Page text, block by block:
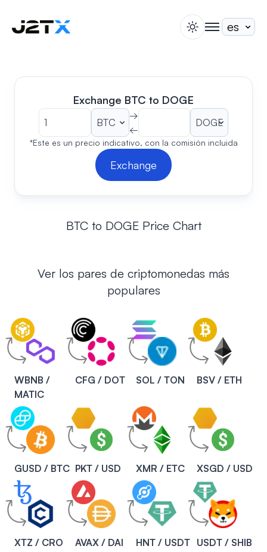
Blog
Acerca de
Abrir Cuenta
Iniciar Sesión
switch theme
togglenav
Exchange BTC to DOGE
→
←
*Este es un precio indicativo, con la comisión incluida
Exchange
BTC to DOGE Price Chart
Ver los pares de criptomonedas más
populares
WBNB /
MATIC
CFG / DOT SOL / TON BSV / ETH
GUSD / BTC PKT / USD XMR / ETC XSGD / USD
XTZ / CRO AVAX / DAI HNT / USDT USDT / SHIB